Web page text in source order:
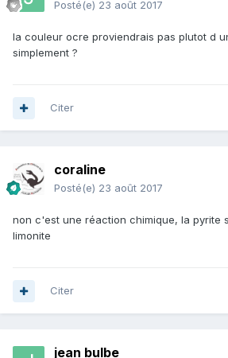
Posté(e) 23 août 2017
la couleur ocre proviendrais pas plutot d
simplement ?
Citer
coraline
Posté(e) 23 août 2017
non c'est une réaction chimique, la pyrite
limonite
Citer
jean bulbe